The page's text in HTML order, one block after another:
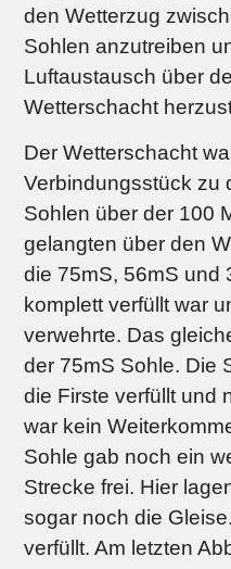
den Wetterzug
Sohlen anzutreiben
Luftaustausch über
Wetterschacht
Der Wetterschacht
Verbindungsstück zu
Sohlen über der 100
gelangten über den
die 75mS, 56mS und
komplett verfüllt war
verwehrte. Das
der 75mS Sohle. Die
die Firste verfüllt und
war kein
Sohle gab noch ein
Strecke frei. Hier
sogar noch die
verfüllt. Am letzten